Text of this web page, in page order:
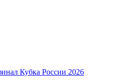
Кубка России 2026